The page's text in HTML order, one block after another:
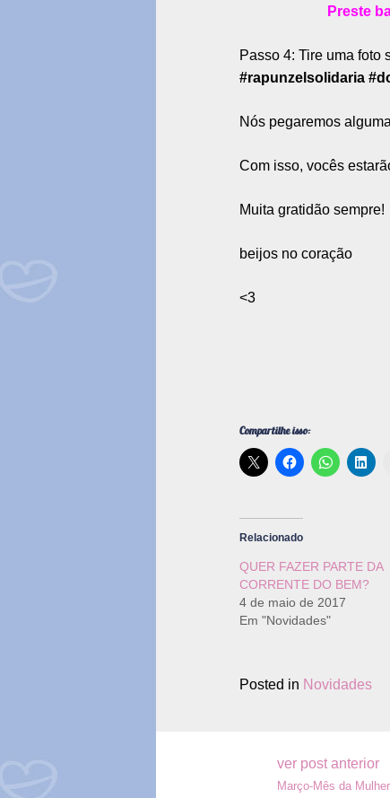
Preste
Passo 4: Tire uma foto
#rapunzelsolidaria
Nós pegaremos
Com isso, vocês
Muita gratidão sempre!
beijos no coração
<3
Compartilhe isso:
Relacionado
QUER FAZER PARTE DA
CORRENTE DO BEM?
4 de maio de 2017
Em "Novidades"
Posted in Novidades
ver post anterior
Março-Mês da Mulher